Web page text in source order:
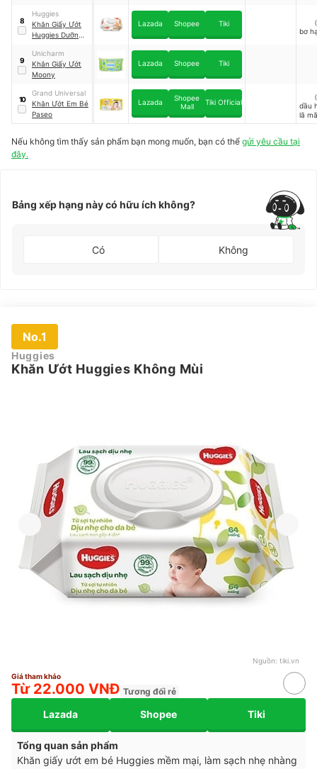
Wipes
8
Huggies
Khăn Giấy Ướt
Huggies Dưỡng
Lazada Shopee Tiki
bơ
9
Unicharm
Khăn Giấy Ướt
Moony
Lazada Shopee Tiki
10
Grand Universal
Khăn Ướt Em Bé
Paseo
Lazada
Shopee
Mall
Tiki Official
dầu
lã
Nếu không tìm thấy sản phẩm bạn mong muốn, bạn có thể gửi yêu cầu tại
đây.
Bảng xếp hạng này có hữu ích không?
Có Không
No.1
Huggies
Khăn Ướt Huggies Không Mùi
Nguồn: tiki.vn
Giá tham khảo
Từ 22.000 VNĐ Tương đối rẻ
Lazada Shopee Tiki
Tổng quan sản phẩm
Khăn giấy ướt em bé Huggies mềm mại, làm sạch nhẹ nhàng